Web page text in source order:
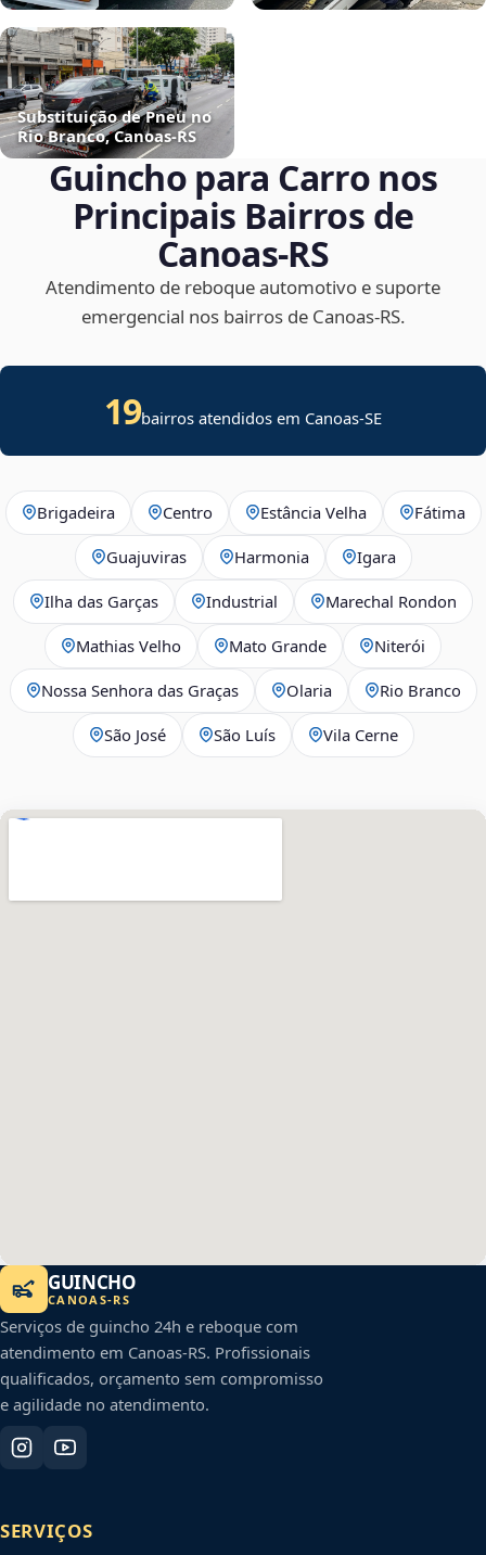
Substituição de Pneu no
Rio Branco, Canoas‑RS
Guincho para Carro nos
Principais Bairros de
Canoas‑RS
Atendimento de reboque automotivo e suporte
emergencial nos bairros de Canoas‑RS.
19bairros atendidos em Canoas-SE
Brigadeira Centro Estância Velha Fátima
Guajuviras Harmonia Igara
Ilha das Garças Industrial Marechal Rondon
Mathias Velho Mato Grande Niterói
Nossa Senhora das Graças Olaria Rio Branco
São José São Luís Vila Cerne
GUINCHO
CANOAS-RS
Serviços de guincho 24h e reboque com
atendimento em Canoas-RS. Profissionais
qualificados, orçamento sem compromisso
e agilidade no atendimento.
SERVIÇOS